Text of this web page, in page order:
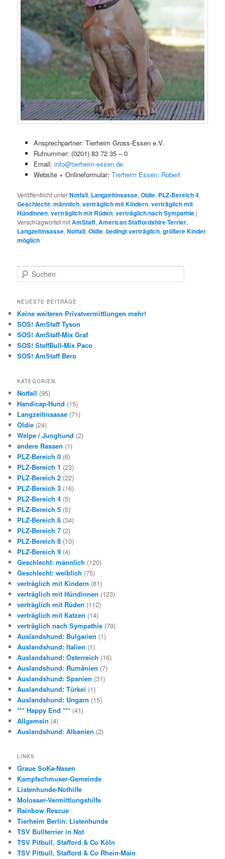
Ansprechpartner: Tierheim Gross-Essen e.V.
Rufnummer: (0201) 83 72 35 – 0
Email: info@tierheim-essen.de
Website + Onlineformular: Tierheim Essen: Robert
Veröffentlicht unterNotfall, Langzeitinsasse,Oldie, PLZ-Bereich 4,
Geschlecht: männlich,verträglich mit Kindern,verträglich mit
Hündinnen,verträglich mit Rüden,verträglich nach Sympathie |
Verschlagwortet mitAmStaff,American Staffordshire Terrier,
Langzeitinsasse,Notfall,Oldie,bedingt verträglich,größere Kinder
möglich
u
h
n
NEUESTE BEITRÄGE
Keine weiteren Privatvermittlungen mehr!
SOS! AmStaff Tyson
SOS! AmStaff-Mix Graf
SOS! StaffBull-Mix Paco
SOS! AmStaff Bero
KATEGORIEN
Notfall (95)
Handicap-Hund (15)
Langzeitinsasse (71)
Oldie (24)
Welpe / Junghund (2)
andere Rassen (1)
PLZ-Bereich 0 (6)
PLZ-Bereich 1 (23)
PLZ-Bereich 2 (22)
PLZ-Bereich 3 (16)
PLZ-Bereich 4 (5)
PLZ-Bereich 5 (5)
PLZ-Bereich 6 (34)
PLZ-Bereich 7 (2)
PLZ-Bereich 8 (10)
PLZ-Bereich 9 (4)
Geschlecht: männlich (120)
Geschlecht: weiblich (75)
verträglich mit Kindern (81)
verträglich mit Hündinnen (123)
verträglich mit Rüden (112)
verträglich mit Katzen (14)
verträglich nach Sympathie (79)
Auslandshund: Bulgarien (1)
Auslandshund: Italien (1)
Auslandshund: Österreich (16)
Auslandshund: Rumänien (7)
Auslandshund: Spanien (31)
Auslandshund: Türkei (1)
Auslandshund: Ungarn (15)
*** Happy End *** (41)
Allgemein (4)
Auslandshund: Albanien (2)
LINKS
Graue SoKa-Nasen
Kampfschmuser-Gemeinde
Listenhunde-Nothilfe
Molosser-Vermittlungshilfe
Rainbow Rescue
Tierheim Berlin: Listenhunde
TSV Bullterrier in Not
TSV Pitbull, Stafford & Co Köln
TSV Pitbull, Stafford & Co Rhein-Main